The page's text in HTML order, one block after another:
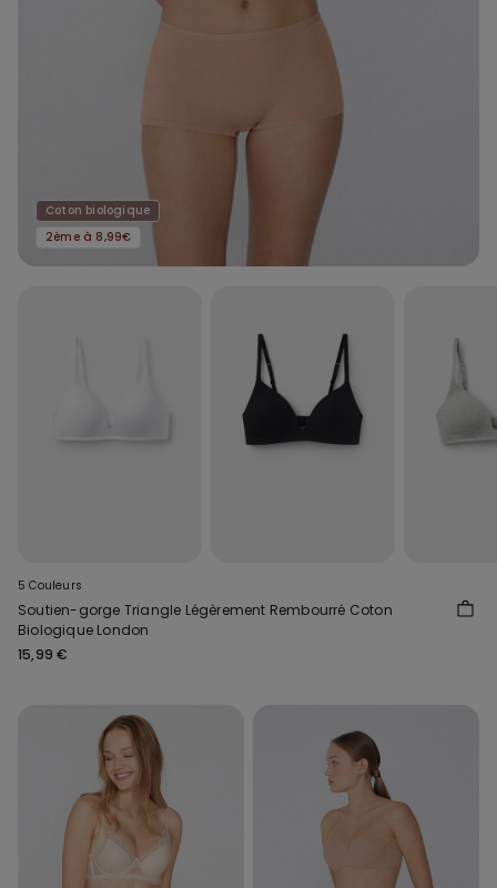
Coton biologique
2ème à 8,99€
5 Couleurs
Soutien-gorge Triangle Légèrement Rembourré Coton
Biologique London
15,99 €